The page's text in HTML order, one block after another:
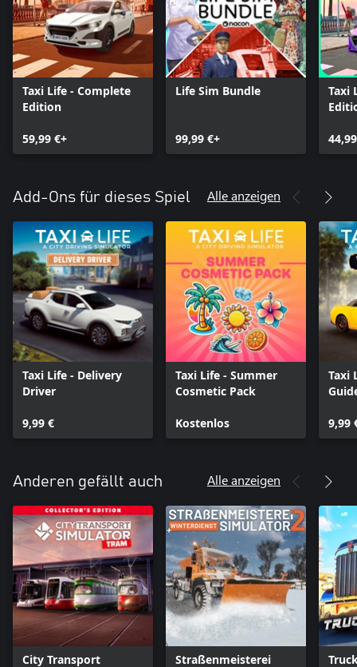
Taxi Life - Complete
Edition
59,99 €+
Life Sim Bundle
99,99 €+
Taxi
Add-Ons für dieses Spiel Alle anzeigen
Taxi Life - Delivery
Driver
9,99 €
Taxi Life - Summer
Cosmetic Pack
Kostenlos
Taxi
9,99
Anderen gefällt auch Alle anzeigen
City Transport Straßenmeisterei